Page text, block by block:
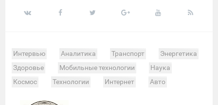
Интервью Аналитика Транспорт
Энергетика
Здоровье
Мобильные технологии
Наука
Космос
Технологии Интернет
Авто